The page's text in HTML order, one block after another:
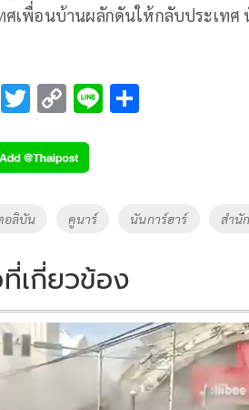
ศเพื่อนบ้านผลักดันให้กลับประเทศ
F
e
T
tt
er
C
p
y
Li
k
Li
อลิบัน คูนาร์ นันการ์ฮาร์ สำนั
เกี่ยวข้อง